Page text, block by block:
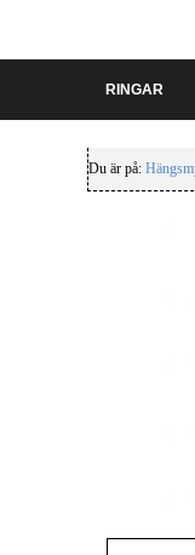
RINGAR
Du är på: